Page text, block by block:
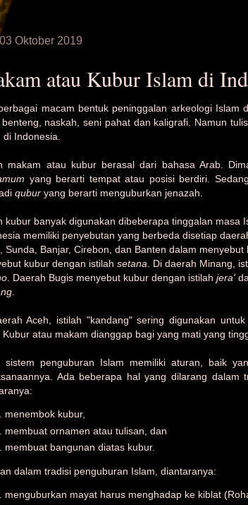
Oktober 2019
atau Kubur Islam di
macam bentuk peninggalan arkeologi Islam
naskah, seni pahat dan kaligrafi. Namun
di Indonesia.
makam atau kubur berasal dari bahasa Arab.
yang berarti tempat atau posisi berdiri.
qubur yang berarti menguburkan jenazah.
kubur banyak digunakan dibeberapa tinggalan masa
memiliki penyebutan yang berbeda disetiap
Sunda, Banjar, Cirebon, dan Banten dalam
kubur dengan istilah setana . Di daerah Minang,
. Daerah Bugis menyebut kubur dengan istilah jera'
Aceh, istilah "kandang" sering digunakan
Kubur atau makam dianggap bagi yang mati yang
sistem penguburan Islam memiliki aturan, baik
Ada beberapa hal yang dilarang dalam
menembok kubur,
membuat ornamen atau tulisan, dan
membuat bangunan diatas kubur.
dalam tradisi penguburan Islam, diantaranya:
menguburkan mayat harus menghadap ke kiblat